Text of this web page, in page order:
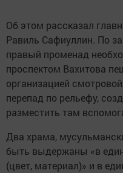
Об этом рассказал
Равиль Сафиуллин. По
правый променад
проспектом Вахитова
организацией
перепад по рельефу,
разместить там
Два храма,
быть выдержаны «в
(цвет, материал)» и в